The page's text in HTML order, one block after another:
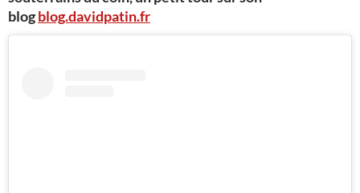
blogblog.davidpatin.fr